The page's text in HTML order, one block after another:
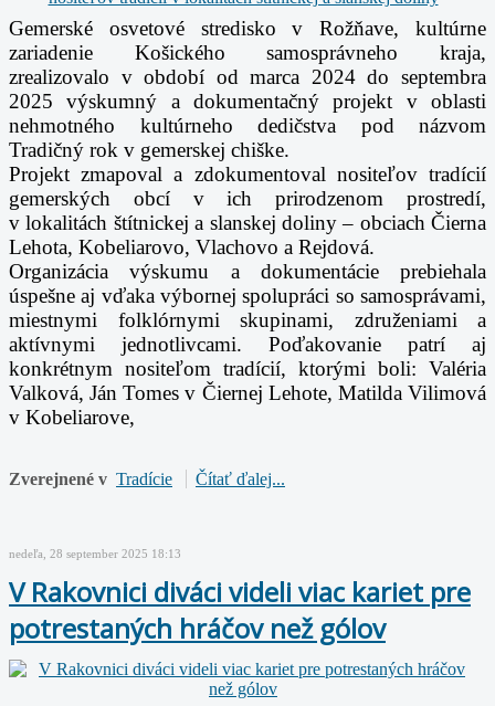
Gemerské osvetové stredisko v Rožňave, kultúrne
zariadenie Košického samosprávneho kraja,
zrealizovalo v období od marca 2024 do septembra
2025 výskumný a dokumentačný projekt v oblasti
nehmotného kultúrneho dedičstva pod názvom
Tradičný rok v gemerskej chiške.
Projekt zmapoval a zdokumentoval nositeľov tradícií
gemerských obcí v ich prirodzenom prostredí,
vlokalitách štítnickej a slanskej doliny – obciach Čierna
Lehota, Kobeliarovo, Vlachovo a Rejdová.
Organizácia výskumu a dokumentácie prebiehala
úspešne aj vďaka výbornej spolupráci so samosprávami,
miestnymi folklórnymi skupinami, združeniami a
aktívnymi jednotlivcami. Poďakovanie patrí aj
konkrétnym nositeľom tradícií, ktorými boli: Valéria
Valková, Ján Tomes v Čiernej Lehote, Matilda Vilimová
v Kobeliarove,
Zverejnené v Tradície Čítať ďalej...
nedeľa, 28 september 2025 18:13
V Rakovnici diváci videli viac kariet pre
potrestaných hráčov než gólov